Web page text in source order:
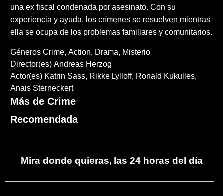
una ex fiscal condenada por asesinato. Con su
experiencia y ayuda, los crímenes se resuelven mientras
ella se ocupa de los problemas familiares y comunitarios.
Géneros Crime Action Drama
Misterio
Director(es) Andreas Herzog
Actor(es) Katrin Sass Rikke Lylloff Ronald Kukulies
Anais Sterneckert
Más de Crime
Recomendada
Mira donde quieras, las 24 horas del día